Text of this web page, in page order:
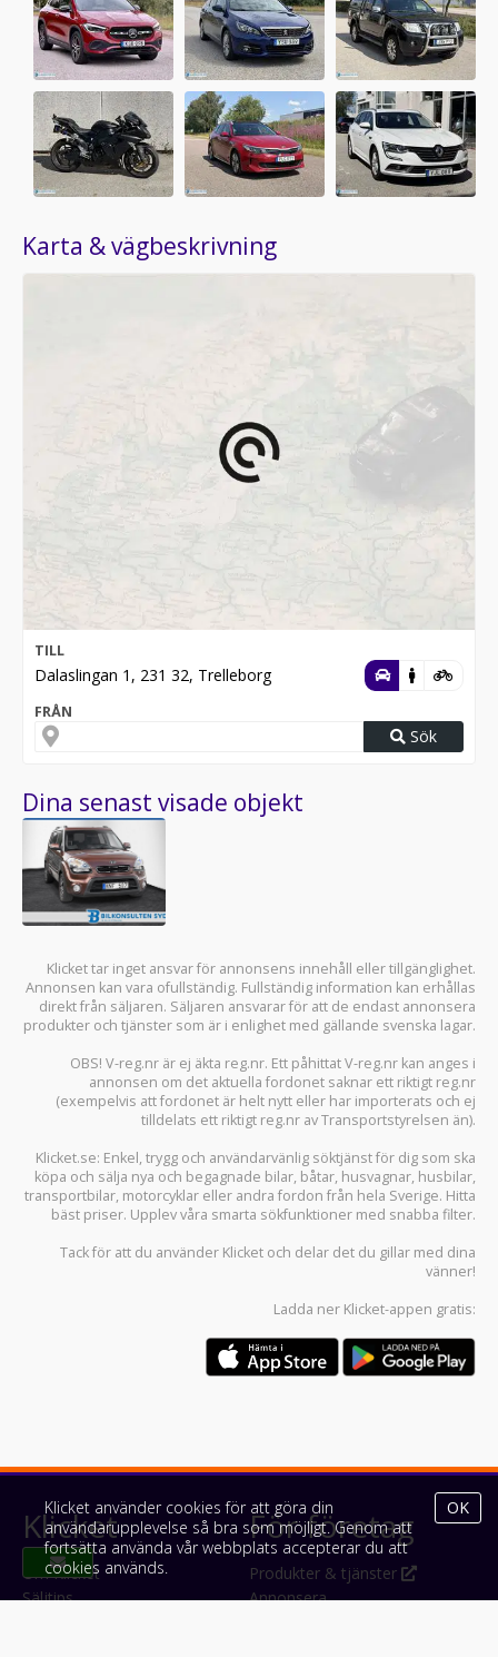
Karta & vägbeskrivning
TILL
Dalaslingan 1, 231 32, Trelleborg
FRÅN
Sök
Dina senast visade objekt
Klicket tar inget ansvar för annonsens innehåll eller tillgänglighet.
Annonsen kan vara ofullständig. Fullständig information kan erhållas
direkt från säljaren. Säljaren ansvarar för att de endast annonsera
produkter och tjänster som är i enlighet med gällande svenska lagar.
OBS! V-reg.nr är ej äkta reg.nr. Ett påhittat V-reg.nr kan anges i
annonsen om det aktuella fordonet saknar ett riktigt reg.nr
(exempelvis att fordonet är helt nytt eller har importerats och ej
tilldelats ett riktigt reg.nr av Transportstyrelsen än).
Klicket.se: Enkel, trygg och användarvänlig söktjänst för dig som ska
köpa och sälja nya och begagnade bilar, båtar, husvagnar, husbilar,
transportbilar, motorcyklar eller andra fordon från hela Sverige. Hitta
bäst priser. Upplev våra smarta sökfunktioner med snabba filter.
Tack för att du använder Klicket och delar det du gillar med dina
vänner!
Ladda ner Klicket-appen gratis:
Klicket
Om Klicket
Säljtips
För företag
Produkter & tjänster
Annonsera
Klicket använder cookies för att göra din
användarupplevelse så bra som möjligt. Genom att
fortsätta använda vår webbplats accepterar du att
cookies används.
OK